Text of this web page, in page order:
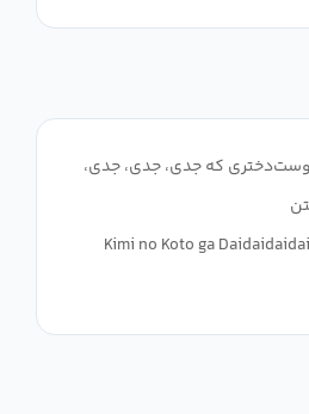
سوم انیمه ۱۰۰ دوست‌دختری که جدی، جدی، جدی،
Kimi no Koto ga